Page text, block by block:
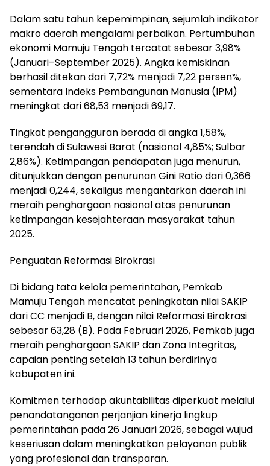
Dalam satu tahun kepemimpinan, sejumlah indikator
makro daerah mengalami perbaikan. Pertumbuhan
ekonomi Mamuju Tengah tercatat sebesar 3,98%
(Januari–September 2025). Angka kemiskinan
berhasil ditekan dari 7,72% menjadi 7,22 persen%,
sementara Indeks Pembangunan Manusia (IPM)
meningkat dari 68,53 menjadi 69,17.
Tingkat pengangguran berada di angka 1,58%,
terendah di Sulawesi Barat (nasional 4,85%; Sulbar
2,86%). Ketimpangan pendapatan juga menurun,
ditunjukkan dengan penurunan Gini Ratio dari 0,366
menjadi 0,244, sekaligus mengantarkan daerah ini
meraih penghargaan nasional atas penurunan
ketimpangan kesejahteraan masyarakat tahun
2025.
Penguatan Reformasi Birokrasi
Di bidang tata kelola pemerintahan, Pemkab
Mamuju Tengah mencatat peningkatan nilai SAKIP
dari CC menjadi B, dengan nilai Reformasi Birokrasi
sebesar 63,28 (B). Pada Februari 2026, Pemkab juga
meraih penghargaan SAKIP dan Zona Integritas,
capaian penting setelah 13 tahun berdirinya
kabupaten ini.
Komitmen terhadap akuntabilitas diperkuat melalui
penandatanganan perjanjian kinerja lingkup
pemerintahan pada 26 Januari 2026, sebagai wujud
keseriusan dalam meningkatkan pelayanan publik
yang profesional dan transparan.